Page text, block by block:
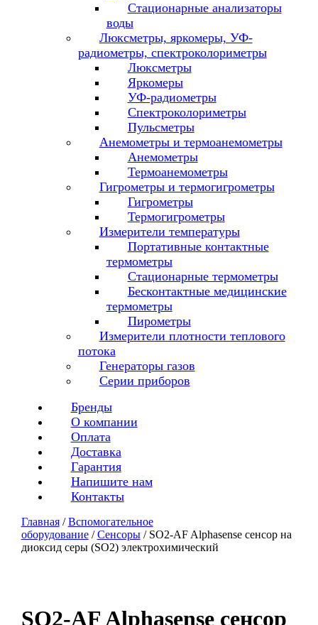
Стационарные анализаторы
воды
Люксметры, яркомеры, УФ-
радиометры, спектроколориметры
Люксметры
Яркомеры
УФ-радиометры
Спектроколориметры
Пульсметры
Анемометры и термоанемометры
Анемометры
Термоанемометры
Гигрометры и термогигрометры
Гигрометры
Термогигрометры
Измерители температуры
Портативные контактные
термометры
Стационарные термометры
Бесконтактные медицинские
термометры
Пирометры
Измерители плотности теплового
потока
Генераторы газов
Серии приборов
Бренды
О компании
Оплата
Доставка
Гарантия
Напишите нам
Контакты
Главная/Вспомогательное
оборудование/Сенсоры/ SO2-AF Alphasense сенсор на
диоксид серы (SO2) электрохимический
SO2-AF Alphasense сенсор